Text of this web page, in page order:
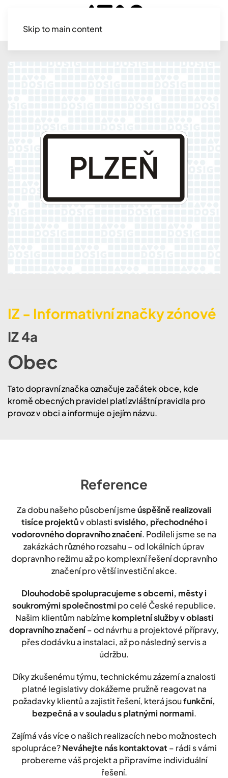
Skip to main content
IZ - Informativní značky zónové
IZ 4a
Obec
Tato dopravní značka označuje začátek obce, kde
kromě obecných pravidel platí zvláštní pravidla pro
provoz v obci a informuje o jejím názvu.
Reference
Za dobu našeho působení jsmeúspěšně realizovali
tisíce projektův oblastisvislého, přechodného i
vodorovného dopravního značení. Podíleli jsme se na
zakázkách různého rozsahu – od lokálních úprav
dopravního režimu až po komplexní řešení dopravního
značení pro větší investiční akce.
Dlouhodobě spolupracujeme s obcemi, městy i
soukromými společnostmi po celé České republice.
Našim klientům nabízíme kompletní služby v oblasti
dopravního značení– od návrhu a projektové přípravy,
přes dodávku a instalaci, až po následný servis a
údržbu.
Díky zkušenému týmu, technickému zázemí a znalosti
platné legislativy dokážeme pružně reagovat na
požadavky klientů a zajistit řešení, která jsoufunkční,
bezpečná a v souladu s platnými normami.
Zajímá vás více o našich realizacích nebo možnostech
spolupráce?Neváhejte nás kontaktovat – rádi s vámi
probereme váš projekt a připravíme individuální
řešení.